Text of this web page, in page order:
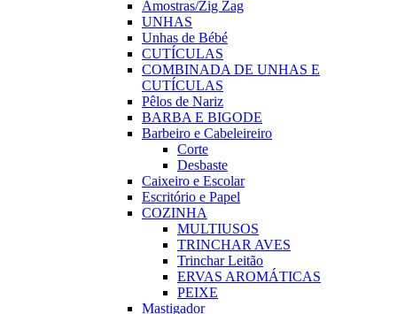
Amostras/Zig Zag
UNHAS
Unhas de Bébé
CUTÍCULAS
COMBINADA DE UNHAS E
CUTÍCULAS
Pêlos de Nariz
BARBA E BIGODE
Barbeiro e Cabeleireiro
Corte
Desbaste
Caixeiro e Escolar
Escritório e Papel
COZINHA
MULTIUSOS
TRINCHAR AVES
Trinchar Leitão
ERVAS AROMÁTICAS
PEIXE
Mastigador